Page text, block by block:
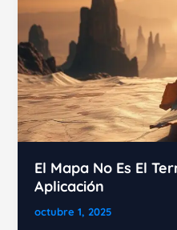
Vida
Hoy
El Mapa No Es El
Aplicación
octubre 1, 2025